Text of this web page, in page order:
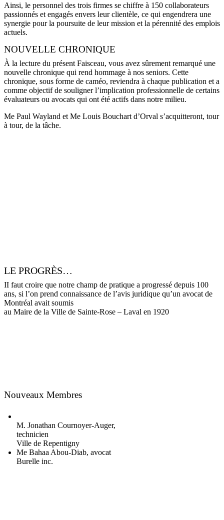
Ainsi, le personnel des trois firmes se chiffre à 150 collaborateurs
passionnés et engagés envers leur clientèle, ce qui engendrera une
synergie pour la poursuite de leur mission et la pérennité des emplois
actuels.
NOUVELLE CHRONIQUE
À la lecture du présent Faisceau, vous avez sûrement remarqué une
nouvelle chronique qui rend hommage à nos seniors. Cette
chronique, sous forme de caméo, reviendra à chaque publication et a
comme objectif de souligner l’implication professionnelle de certains
évaluateurs ou avocats qui ont été actifs dans notre milieu.
Me Paul Wayland et Me Louis Bouchart d’Orval s’acquitteront, tour
à tour, de la tâche.
LE PROGRÈS…
II faut croire que notre champ de pratique a progressé depuis 100
ans, si l’on prend connaissance de l’avis juridique qu’un avocat de
Montréal avait soumis
au Maire de la Ville de Sainte-Rose – Laval en 1920
Nouveaux Membres
M. Jonathan Cournoyer-Auger,
technicien
Ville de Repentigny
Me Bahaa Abou-Diab, avocat
Burelle inc.